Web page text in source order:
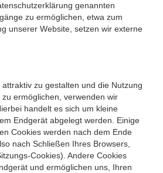
genannten
zu ermöglichen, etwa zum
unserer Website, setzen wir externe
zu gestalten und die Nutzung
ermöglichen, verwenden wir
handelt es sich um kleine
Endgerät abgelegt werden. Einige
Cookies werden nach dem Ende
nach Schließen Ihres Browsers,
Cookies). Andere Cookies
und ermöglichen uns, Ihren